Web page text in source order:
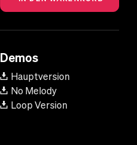
Demos
Hauptversion
No Melody
Loop Version